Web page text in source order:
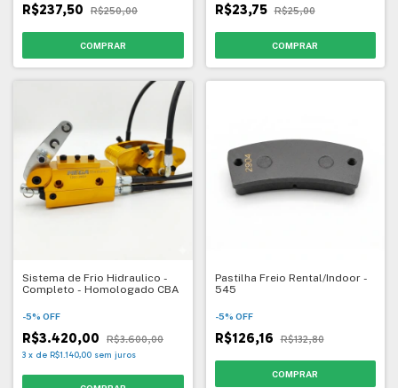
R$237,50 R$250,00 R$23,75 R$25,00
Sistema de Frio Hidraulico -
Completo - Homologado CBA
-5% OFF
R$3.420,00 R$3.600,00
3 x de R$1.140,00 sem juros
Pastilha Freio Rental/Indoor -
545
-5% OFF
R$126,16 R$132,80